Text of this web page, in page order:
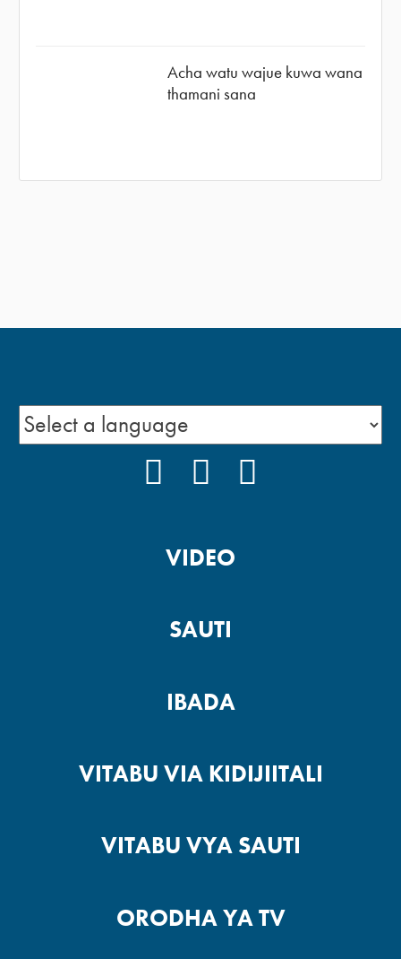
Acha watu wajue kuwa wana
thamani sana
VIDEO
SAUTI
IBADA
VITABU VIA KIDIJIITALI
VITABU VYA SAUTI
ORODHA YA TV